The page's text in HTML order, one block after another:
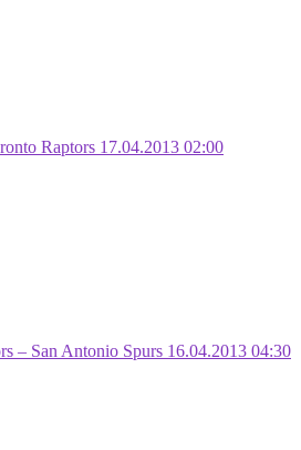
Raptors 17.04.2013 02:00
– San Antonio Spurs 16.04.2013 04:30